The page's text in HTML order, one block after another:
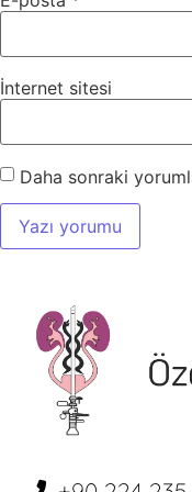
İnternet sitesi
Daha sonraki